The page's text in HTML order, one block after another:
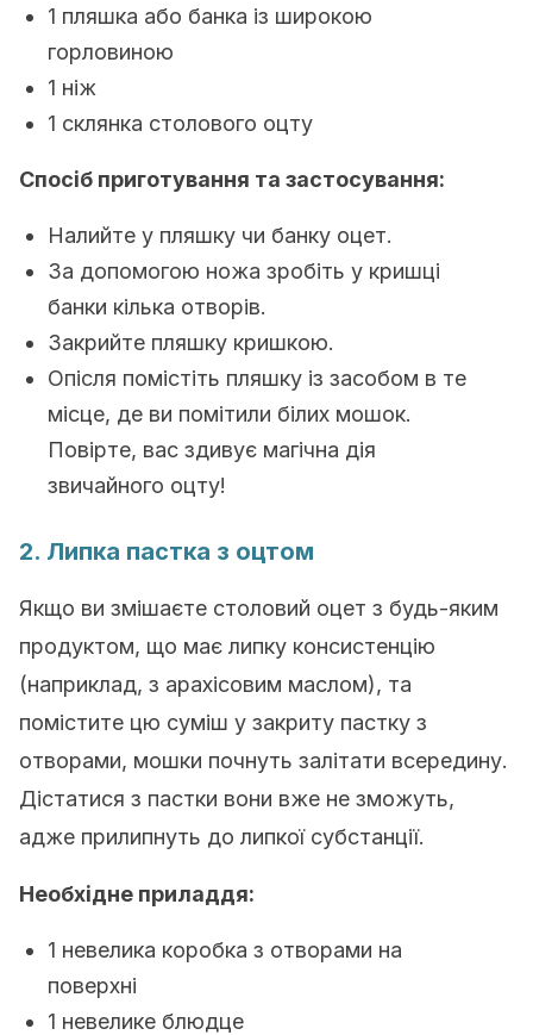
1 пляшка або банка із широкою
горловиною
1 ніж
1 склянка столового оцту
Спосіб приготування та застосування:
Налийте у пляшку чи банку оцет.
За допомогою ножа зробіть у кришці
банки кілька отворів.
Закрийте пляшку кришкою.
Опісля помістіть пляшку із засобом в те
місце, де ви помітили білих мошок.
Повірте, вас здивує магічна дія
звичайного оцту!
2. Липка пастка з оцтом
Якщо ви змішаєте столовий оцет з будь-яким
продуктом, що має липку консистенцію
(наприклад, з арахісовим маслом), та
помістите цю суміш у закриту пастку з
отворами, мошки почнуть залітати всередину.
Дістатися з пастки вони вже не зможуть,
адже прилипнуть до липкої субстанції.
Необхідне приладдя:
1 невелика коробка з отворами на
поверхні
1 невелике блюдце